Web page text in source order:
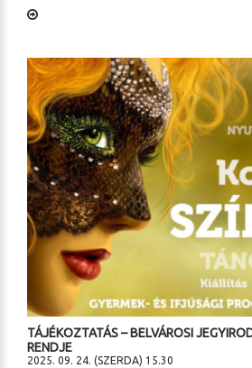
TÁJÉKOZTATÁS – BELVÁROSI
RENDJE
2025. 09. 24. (SZERDA) 15.30